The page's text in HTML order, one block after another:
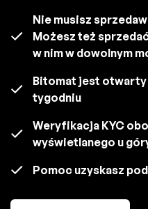
Nie musisz
Możesz też
w nim w dowolnym
Bitomat jest otwarty
tygodniu
Weryfikacja KYC
wyświetlanego u
Pomoc uzyskasz